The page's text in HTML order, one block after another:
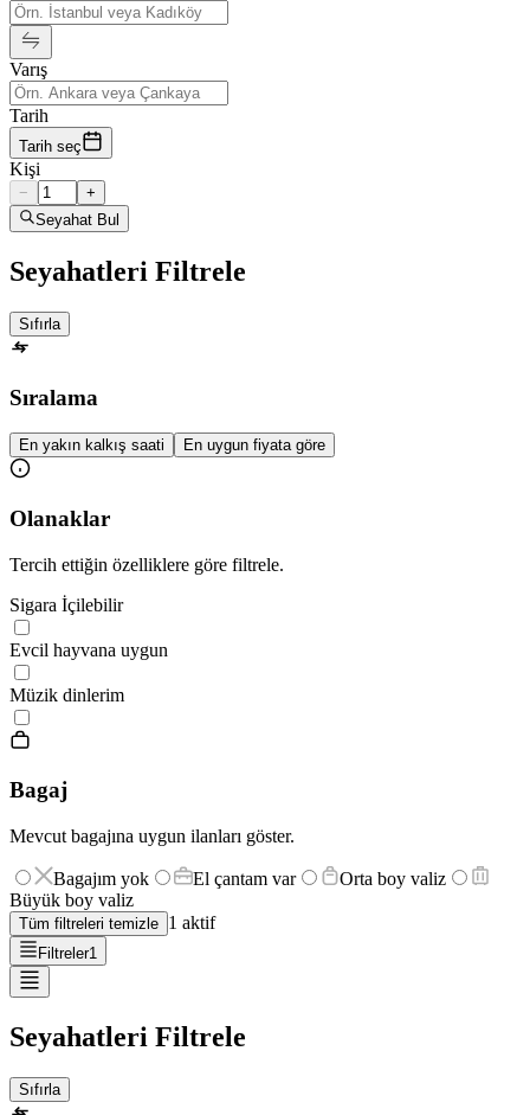
Varış
Tarih
Tarih seç
Kişi
−
+
Seyahat Bul
Seyahatleri Filtrele
Sıfırla
Sıralama
En yakın kalkış saati En uygun fiyata göre
Olanaklar
Tercih ettiğin özelliklere göre filtrele.
Sigara İçilebilir
Evcil hayvana uygun
Müzik dinlerim
Bagaj
Mevcut bagajına uygun ilanları göster.
Bagajım yok El çantam var
Orta boy valiz
Büyük boy valiz
Tüm filtreleri temizle 1 aktif
Filtreler1
Seyahatleri Filtrele
Sıfırla